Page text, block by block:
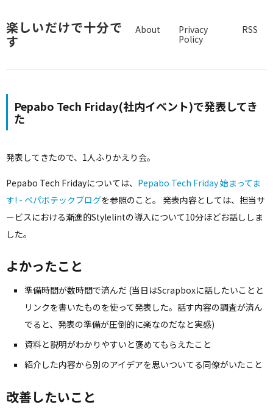
楽しいだけで十分で
す
About
Privacy
Policy
RSS
Pepabo Tech Friday(社内イベント)で発表してき
た
発表してきたので、1人ふりかえり会。
Pepabo Tech Fridayについては、 Pepabo Tech Friday 始まってま
す! - ペパボテックブログを参照のこと。 発表内容としては、担当サ
ービスにおける漸進的Stylelintの導入について10分ほどお話ししま
した。
よかったこと
準備時間が数時間で済んだ (当日はScrapboxに話したいことと
リンクを書いたものを使って発表した。話す内容の調査が済ん
でると、発表の準備が圧倒的に楽なのだなと実感)
資料と説明がわかりやすいと褒めてもらえたこと
紹介した内容から別のアイデアを思いついてる同僚がいたこと
改善したいこと